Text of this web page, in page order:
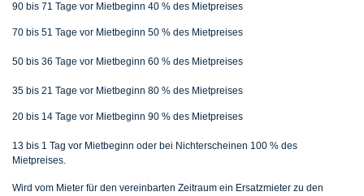
90 bis 71 Tage vor Mietbeginn 40 % des Mietpreises
70 bis 51 Tage vor Mietbeginn 50 % des Mietpreises
50 bis 36 Tage vor Mietbeginn 60 % des Mietpreises
35 bis 21 Tage vor Mietbeginn 80 % des Mietpreises
20 bis 14 Tage vor Mietbeginn 90 % des Mietpreises
13 bis 1 Tag vor Mietbeginn oder bei Nichterscheinen 100 % des
Mietpreises.
Wird vom Mieter für den vereinbarten Zeitraum ein Ersatzmieter zu den